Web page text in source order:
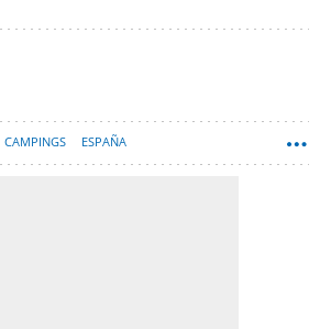
CAMPINGS ESPAÑA